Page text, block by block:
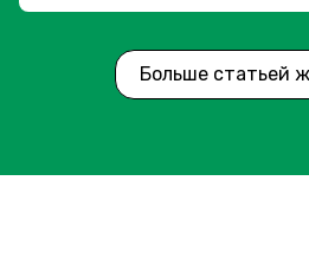
Больше статьей